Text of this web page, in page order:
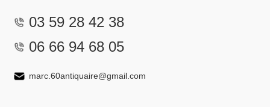
03 59 28 42 38
06 66 94 68 05
marc.60antiquaire@gmail.com